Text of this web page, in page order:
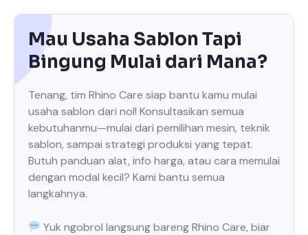
Mau Usaha Sablon Tapi
Bingung Mulai dari Mana?
Tenang, tim Rhino Care siap bantu kamu mulai
usaha sablon dari nol! Konsultasikan semua
kebutuhanmu—mulai dari pemilihan mesin, teknik
sablon, sampai strategi produksi yang tepat.
Butuh panduan alat, info harga, atau cara memulai
dengan modal kecil? Kami bantu semua
langkahnya.
Yuk ngobrol langsung bareng Rhino Care, biar